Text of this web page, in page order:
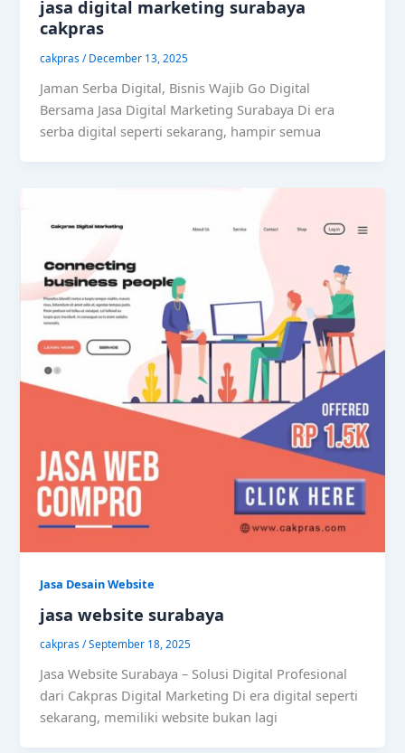
jasa digital marketing surabaya
cakpras
cakpras/December 13, 2025
Jaman Serba Digital, Bisnis Wajib Go Digital
Bersama Jasa Digital Marketing Surabaya Di era
serba digital seperti sekarang, hampir semua
Jasa Desain Website
jasa website surabaya
cakpras/September 18, 2025
Jasa Website Surabaya – Solusi Digital Profesional
dari Cakpras Digital Marketing Di era digital seperti
sekarang, memiliki website bukan lagi